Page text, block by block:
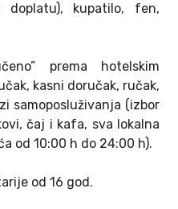
kupatilo, fen,
prema hotelskim
kasni doručak, ručak,
samoposluživanja (izbor
čaj i kafa, sva lokalna
od 10:00 h do 24:00 h).
od 16 god.